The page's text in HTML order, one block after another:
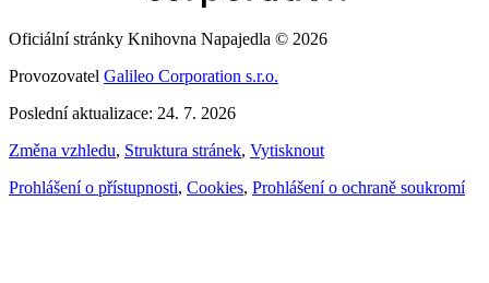
Oficiální stránky Knihovna Napajedla © 2026
Provozovatel Galileo Corporation s.r.o.
Poslední aktualizace: 24. 7. 2026
Změna vzhledu, Struktura stránek, Vytisknout
Prohlášení o přístupnosti, Cookies, Prohlášení o ochraně soukromí